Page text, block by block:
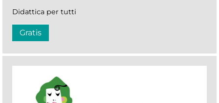
Didattica per tutti
Gratis